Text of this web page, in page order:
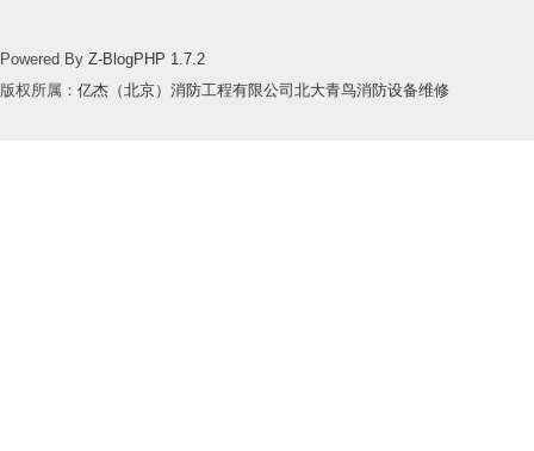
Powered By Z-BlogPHP 1.7.2
版权所属： 亿杰（北京）消防工程有限公司北大青鸟消防设备维修